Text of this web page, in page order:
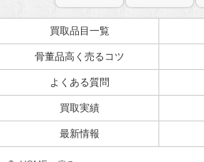
買取品目一覧
骨董品高く売るコツ
よくある質問
買取実績
最新情報